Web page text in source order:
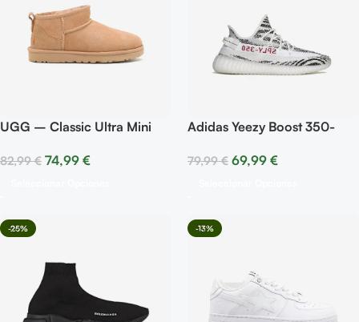
UGG – Classic Ultra Mini
82,99€ 74,99 €
Adidas Yeezy Boost 350-
79,99€ 69,99 €
-25% -13%